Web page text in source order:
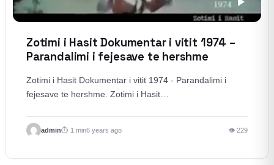
Zotimi i Hasit Dokumentar i vitit 1974 –
Parandalimi i fejesave te hershme
Zotimi i Hasit Dokumentar i vitit 1974 - Parandalimi i
fejesave te hershme. Zotimi i Hasit…
admin 1 min6 years ago 👁 229